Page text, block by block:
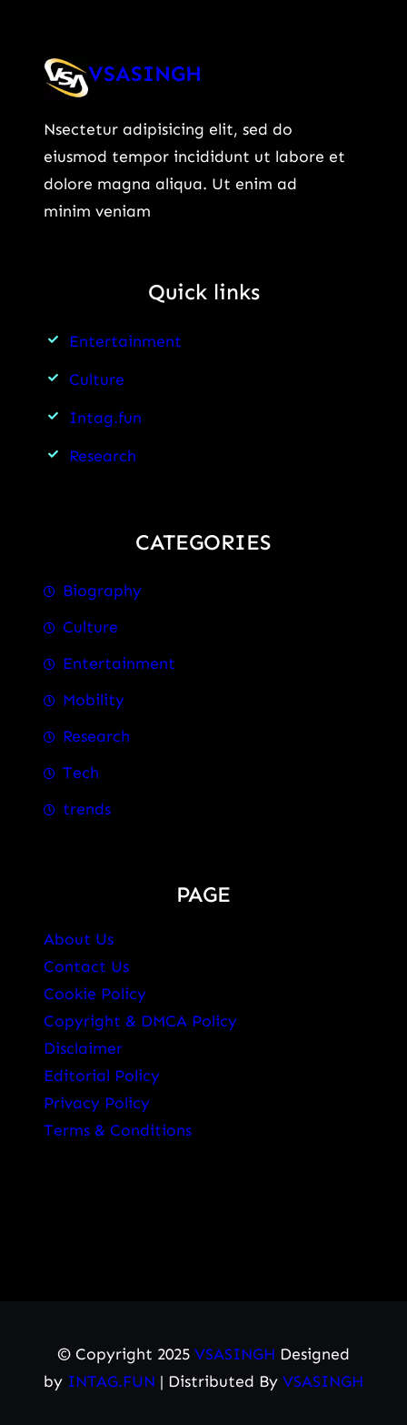
VSASINGH
Nsectetur adipisicing elit, sed do
eiusmod tempor incididunt ut labore et
dolore magna aliqua. Ut enim ad
minim veniam
Quick links
Entertainment
Culture
Intag.fun
Research
CATEGORIES
Biography
Culture
Entertainment
Mobility
Research
Tech
trends
PAGE
About Us
Contact Us
Cookie Policy
Copyright & DMCA Policy
Disclaimer
Editorial Policy
Privacy Policy
Terms & Conditions
© Copyright 2025 VSASINGH Designed
by INTAG.FUN | Distributed By VSASINGH